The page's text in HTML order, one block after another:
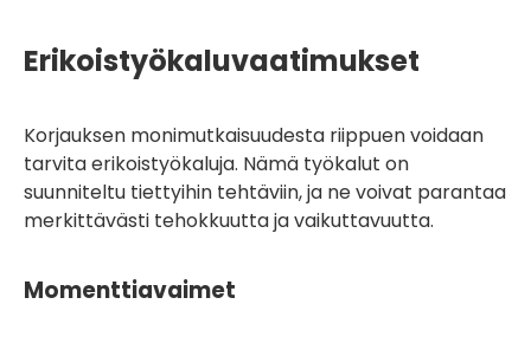
Erikoistyökaluvaatimukset
Korjauksen monimutkaisuudesta riippuen voidaan
tarvita erikoistyökaluja. Nämä työkalut on
suunniteltu tiettyihin tehtäviin, ja ne voivat parantaa
merkittävästi tehokkuutta ja vaikuttavuutta.
Momenttiavaimet